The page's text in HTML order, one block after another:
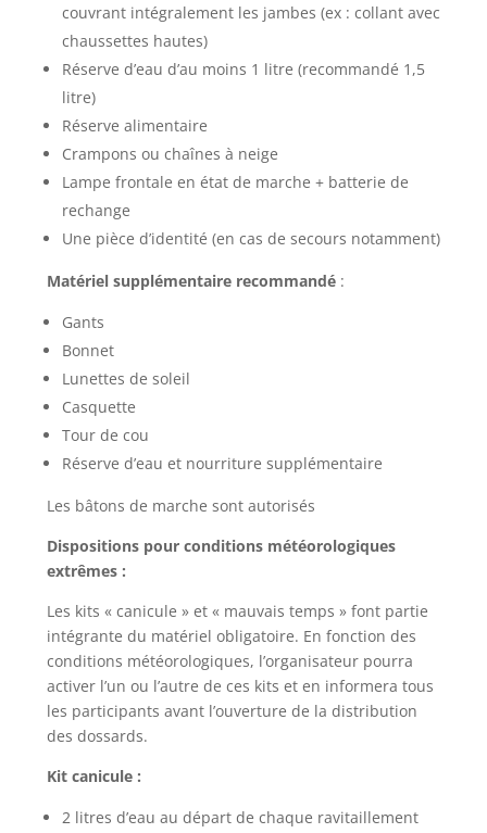
couvrant intégralement les jambes (ex : collant avec
chaussettes hautes)
Réserve d’eau d’au moins 1 litre (recommandé 1,5
litre)
Réserve alimentaire
Crampons ou chaînes à neige
Lampe frontale en état de marche + batterie de
rechange
Une pièce d’identité (en cas de secours notamment)
Matériel supplémentaire recommandé:
Gants
Bonnet
Lunettes de soleil
Casquette
Tour de cou
Réserve d’eau et nourriture supplémentaire
Les bâtons de marche sont autorisés
Dispositions pour conditions météorologiques
extrêmes :
Les kits « canicule » et « mauvais temps » font partie
intégrante du matériel obligatoire. En fonction des
conditions météorologiques, l’organisateur pourra
activer l’un ou l’autre de ces kits et en informera tous
les participants avant l’ouverture de la distribution
des dossards.
Kit canicule :
2 litres d’eau au départ de chaque ravitaillement